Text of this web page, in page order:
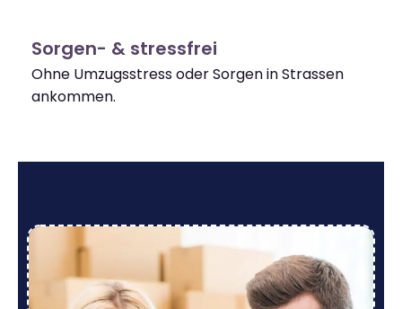
Sorgen- & stressfrei
Ohne Umzugsstress oder Sorgen in Strassen
ankommen.